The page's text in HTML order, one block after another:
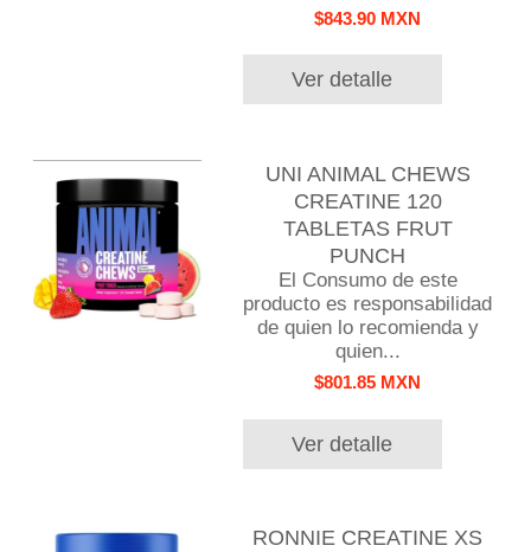
$843.90 MXN
Ver detalle
UNI ANIMAL CHEWS
CREATINE 120
TABLETAS FRUT
PUNCH
El Consumo de este
producto es responsabilidad
de quien lo recomienda y
quien...
$801.85 MXN
Ver detalle
RONNIE CREATINE XS